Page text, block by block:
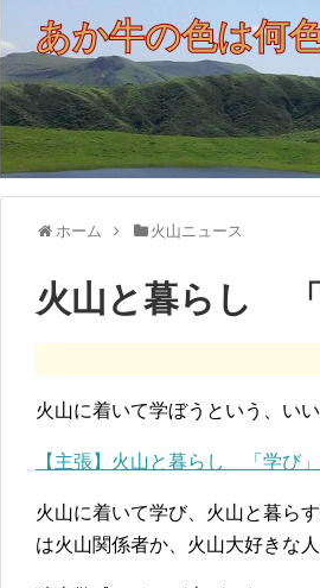
あか牛の色は何
ホーム 火山ニュース
火山と暮らし
火山に着いて学ぼうという、い
【主張】火山と暮らし 「学び
火山に着いて学び、火山と暮ら
は火山関係者か、火山大好きな